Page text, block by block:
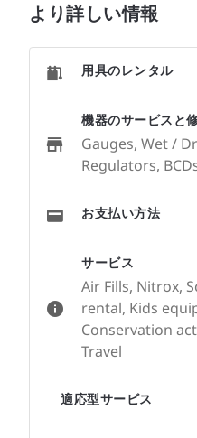
より詳しい情報
サービス
Air Fills, Nitrox,
rental, Kids
Conservation
Travel
適応型サービス
用具のレンタル
機器のサービスと
Gauges, Wet /
Regulators,
お支払い方法